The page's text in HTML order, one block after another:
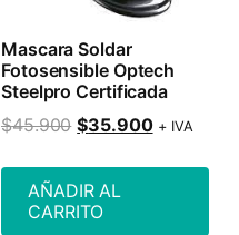
Mascara Soldar
Fotosensible Optech
Steelpro Certificada
$45.900 $35.900 + IVA
AÑADIR AL
CARRITO